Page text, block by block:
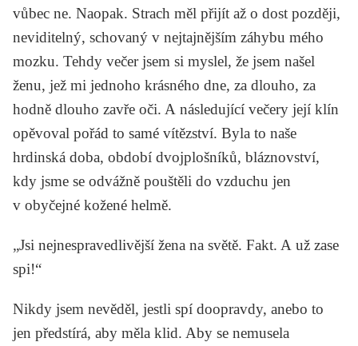
vůbec ne. Naopak. Strach měl přijít až o dost později,
neviditelný, schovaný v nejtajnějším záhybu mého
mozku. Tehdy večer jsem si myslel, že jsem našel
ženu, jež mi jednoho krásného dne, za dlouho, za
hodně dlouho zavře oči. A následující večery její klín
opěvoval pořád to samé vítězství. Byla to naše
hrdinská doba, období dvojplošníků, bláznovství,
kdy jsme se odvážně pouštěli do vzduchu jen
v obyčejné kožené helmě.
„Jsi nejnespravedlivější žena na světě. Fakt. A už zase
spi!“
Nikdy jsem nevěděl, jestli spí doopravdy, anebo to
jen předstírá, aby měla klid. Aby se nemusela